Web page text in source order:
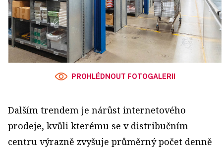
PROHLÉDNOUT FOTOGALERII
Dalším trendem je nárůst internetového
prodeje, kvůli kterému se v distribučním
centru výrazně zvyšuje průměrný počet denně